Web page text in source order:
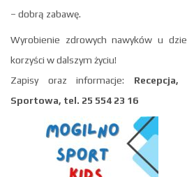
– dobrą zabawę.
Wyrobienie zdrowych nawyków u
korzyści w dalszym życiu!
Zapisy oraz informacje:
Sportowa, tel. 25 554 23 16